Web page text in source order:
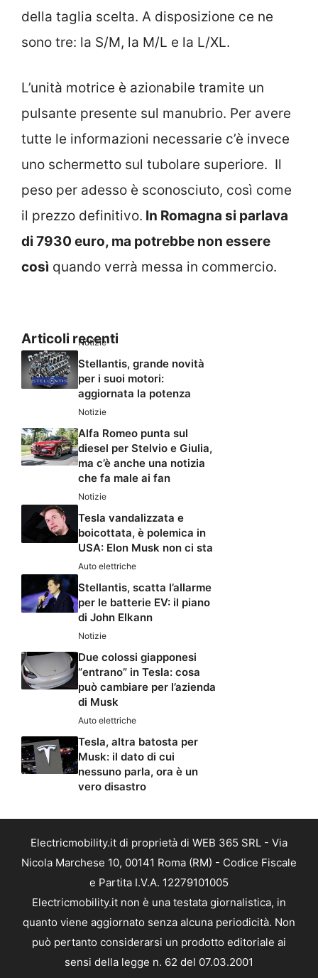
della taglia scelta. A disposizione ce ne
sono tre: la S/M, la M/L e la L/XL.
L’unità motrice è azionabile tramite un
pulsante presente sul manubrio. Per avere
tutte le informazioni necessarie c’è invece
uno schermetto sul tubolare superiore. Il
peso per adesso è sconosciuto, così come
il prezzo definitivo. In Romagna si parlava
di 7930 euro, ma potrebbe non essere
così quando verrà messa in commercio.
Articoli recenti
Notizie
Stellantis, grande novità
per i suoi motori:
aggiornata la potenza
Notizie
Alfa Romeo punta sul
diesel per Stelvio e Giulia,
ma c’è anche una notizia
che fa male ai fan
Notizie
Tesla vandalizzata e
boicottata, è polemica in
USA: Elon Musk non ci sta
Auto elettriche
Stellantis, scatta l’allarme
per le batterie EV: il piano
di John Elkann
Notizie
Due colossi giapponesi
“entrano” in Tesla: cosa
può cambiare per l’azienda
di Musk
Auto elettriche
Tesla, altra batosta per
Musk: il dato di cui
nessuno parla, ora è un
vero disastro
Electricmobility.it di proprietà di WEB 365 SRL - Via
Nicola Marchese 10, 00141 Roma (RM) - Codice Fiscale
e Partita I.V.A. 12279101005
Electricmobility.it non è una testata giornalistica, in
quanto viene aggiornato senza alcuna periodicità. Non
può pertanto considerarsi un prodotto editoriale ai
sensi della legge n. 62 del 07.03.2001